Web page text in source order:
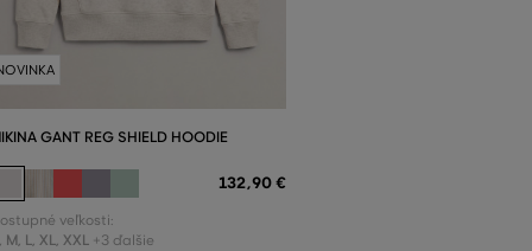
GANT REG SHIELD HOODIE
132,90 €
veľkosti:
, M, L, XL, XXL +3 ďalšie